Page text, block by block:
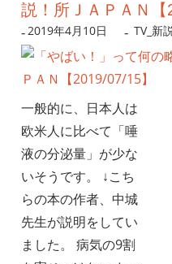
説！所ＪＡＰＡＮ【
2019年4月10日 TV_新
一般的に、日本人は
欧米人に比べて「唾
液の分泌量」が少な
いそうです。 ↓こち
らの本の作者、中城
先生が説明をしてい
ました。 病気の9割